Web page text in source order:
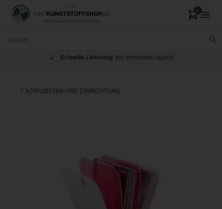
Schnelle Lieferung Wir versenden täglich
ACRYLKISTEN UND EINRICHTUNG